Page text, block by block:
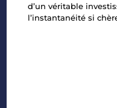
d’un véritable
l’instantanéité si